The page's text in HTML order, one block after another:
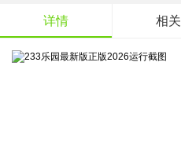
详情 相关